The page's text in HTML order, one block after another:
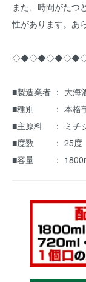
また、時間がたつ
性があります。あ
■製造業者 ： 大海
■種別 ： 本格
■主原料 ： ミチ
■度数 ： 25度
■容量 ：